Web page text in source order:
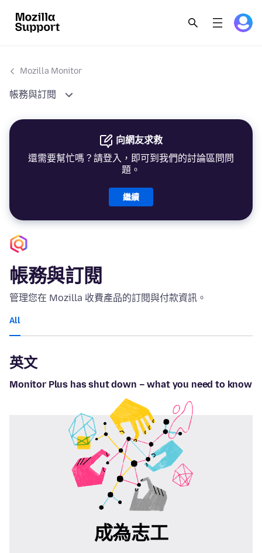
Mozilla Monitor
帳務與訂閱
向網友求救
還需要幫忙嗎？請登入，即可到我們的討論區問問
題。
繼續
帳務與訂閱
管理您在 Mozilla 收費產品的訂閱與付款資訊。
All
英文
Monitor Plus has shut down – what you need to know
成為志工